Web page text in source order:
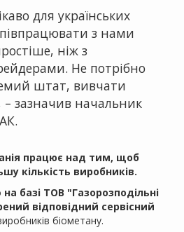
для українських
з нами
ніж з
Не потрібно
штат, вивчати
зазначив начальник
працює над тим, щоб
кількість виробників.
на базі ТОВ "Газорозподільні
відповідний сервісний
біометану.